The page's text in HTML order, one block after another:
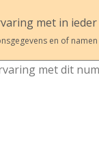
met in ieder
en of